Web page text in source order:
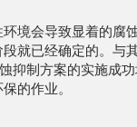
境会导致显着的腐
就已经确定的。与
抑制方案的实施成功
的作业。